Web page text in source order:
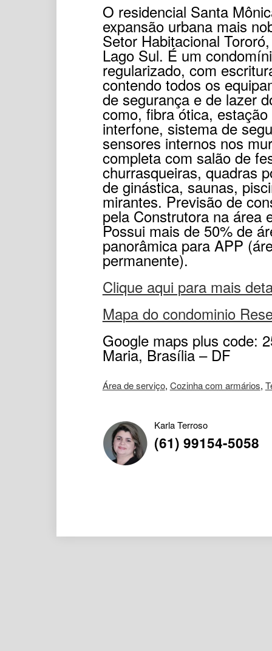
O residencial Santa
expansão urbana mais
Setor Habitacional
Lago Sul. É um
regularizado, com
contendo todos os
de segurança e de lazer
como, fibra ótica,
interfone, sistema de
sensores internos nos
completa com salão de
churrasqueiras, quadras
de ginástica, saunas,
mirantes. Previsão de
pela Construtora na área
Possui mais de 50% de
panorâmica para APP
permanente).
Clique aqui para mais
Mapa do condominio
Google maps plus code:
Maria, Brasília – DF
Área de serviço, Cozinha com armários,
Karla Terroso
(61) 99154-5058